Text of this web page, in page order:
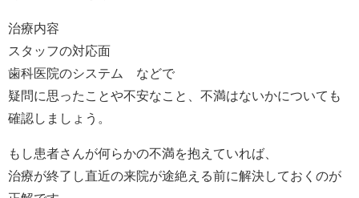
治療内容
スタッフの対応面
歯科医院のシステム などで
疑問に思ったことや不安なこと、不満はないかについても
確認しましょう。
もし患者さんが何らかの不満を抱えていれば、
治療が終了し直近の来院が途絶える前に解決しておくのが